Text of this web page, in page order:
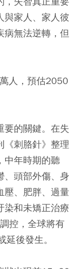
家人、家人彼
病無法逆轉，但
人，預估2050
要的關鍵。在失
《刺胳針》整理
中年時期的聽
、頭部外傷、身
壓、肥胖、過量
染和未矯正治療
控，全球將有
後發生。